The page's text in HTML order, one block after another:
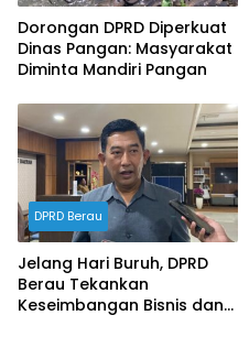
Dorongan DPRD Diperkuat
Dinas Pangan: Masyarakat
Diminta Mandiri Pangan
DPRD Berau
Jelang Hari Buruh, DPRD
Berau Tekankan
Keseimbangan Bisnis dan